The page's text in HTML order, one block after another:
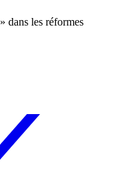
dans les réformes